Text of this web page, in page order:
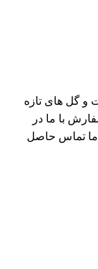
و گل های تازه
با ما در
ما تماس حاصل